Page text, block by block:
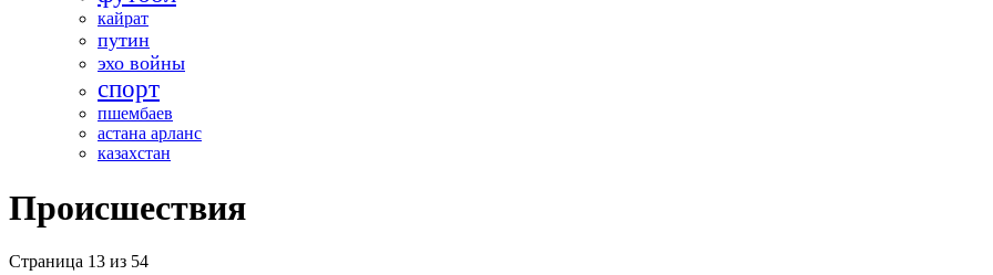
кайрат
путин
эхо войны
спорт
пшембаев
астана арланс
казахстан
Происшествия
Страница 13 из 54